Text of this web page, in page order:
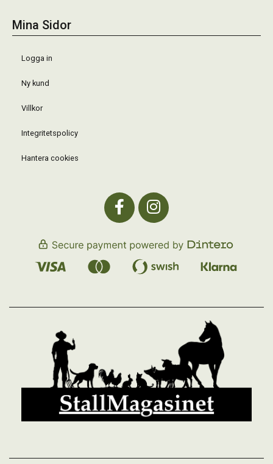
Mina Sidor
Logga in
Ny kund
Villkor
Integritetspolicy
Hantera cookies